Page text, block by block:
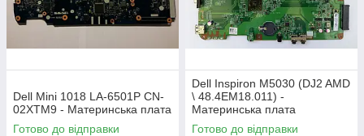
Dell Mini 1018 LA-6501P CN-
02XTM9 - Материнська плата
Готово до відправки
Dell Inspiron M5030 (DJ2 AMD
\ 48.4EM18.011) -
Материнська плата
Готово до відправки